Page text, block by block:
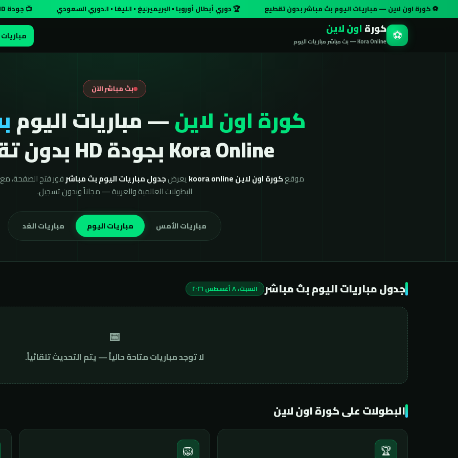
اون لاين — مباريات اليوم بث مباشر بدون تقطيع 🏆 دوري أبطال أوروبا • البريميرليغ • الليغا • الدوري السعودي 📺 جودة HD مجاناً وبدون تسجيل
⚽ كورة اون لاين
Kora Online — بث مباشر مباريات اليوم
بث مباشر الآن
كورة اون لاين— مباريات اليوم
Kora Online بجودة HD بدون تقطيع
موقعكورة اون لاين koora online يعرضجدول مباريات اليوم بث مباشرفور فتح الصفحة،
البطولات العالمية والعربية — مجاناً وبدون تسجيل.
مباريات الأمس مباريات اليوم مباريات الغد
جدول مباريات اليوم بث مباشر السبت، ٨ أغسطس ٢٠٢٦
📅
لا توجد مباريات متاحة حالياً — يتم التحديث تلقائياً.
البطولات على كورة اون لاين
🏆
🦁